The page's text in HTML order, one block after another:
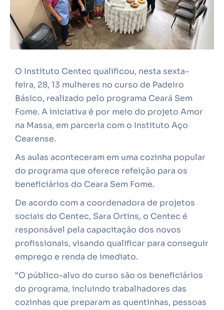
O Instituto Centec qualificou, nesta sexta-
feira, 28, 13 mulheres no curso de Padeiro
Básico, realizado pelo programa Ceará Sem
Fome. A iniciativa é por meio do projeto Amor
na Massa, em parceria com o Instituto Aço
Cearense.
As aulas aconteceram em uma cozinha popular
do programa que oferece refeição para os
beneficiários do Ceara Sem Fome.
De acordo com a coordenadora de projetos
sociais do Centec, Sara Ortins, o Centec é
responsável pela capacitação dos novos
profissionais, visando qualificar para conseguir
emprego e renda de imediato.
“O público-alvo do curso são os beneficiários
do programa, incluindo trabalhadores das
cozinhas que preparam as quentinhas, pessoas